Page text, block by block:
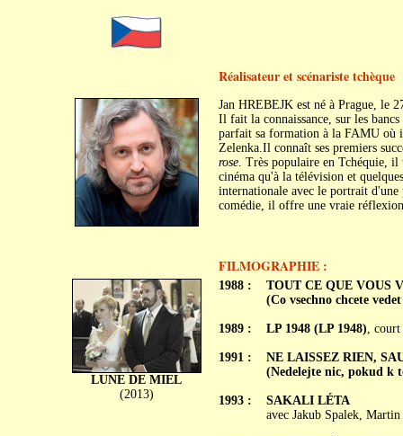
Réalisateur et scénariste tchèque
Jan HREBEJK est né à Prague, le
Il fait la connaissance, sur les
parfait sa formation à la FAMU où
Zelenka.Il connaît ses premiers
rose. Très populaire en Tchéquie, il
cinéma qu'à la télévision et
internationale avec le portrait
comédie, il offre une vraie
FILMOGRAPHIE :
LUNE DE MIEL
(2013)
1988 :
1989 :
1991 :
1993 :
TOUT CE QUE VOUS
(Co vsechno chcete
LP 1948 (LP 1948), court
NE LAISSEZ RIEN,
(Nedelejte nic, pokud k
SAKALI LÉTA
avec Jakub Spalek,